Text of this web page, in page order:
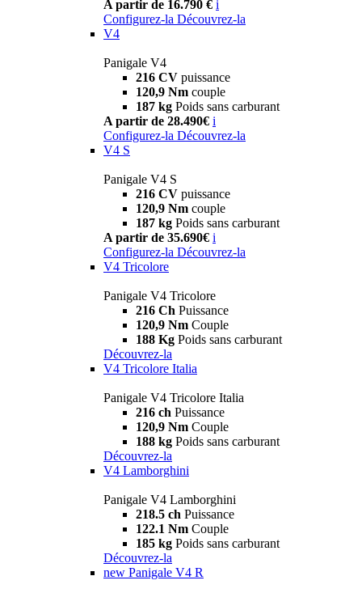
A partir de 16.790 € i
Configurez-la Découvrez-la
V4
Panigale V4
216 CV puissance
120,9 Nm couple
187 kg Poids sans carburant
A partir de 28.490€ i
Configurez-la Découvrez-la
V4 S
Panigale V4 S
216 CV puissance
120,9 Nm couple
187 kg Poids sans carburant
A partir de 35.690€ i
Configurez-la Découvrez-la
V4 Tricolore
Panigale V4 Tricolore
216 Ch Puissance
120,9 Nm Couple
188 Kg Poids sans carburant
Découvrez-la
V4 Tricolore Italia
Panigale V4 Tricolore Italia
216 ch Puissance
120,9 Nm Couple
188 kg Poids sans carburant
Découvrez-la
V4 Lamborghini
Panigale V4 Lamborghini
218.5 ch Puissance
122.1 Nm Couple
185 kg Poids sans carburant
Découvrez-la
new Panigale V4 R